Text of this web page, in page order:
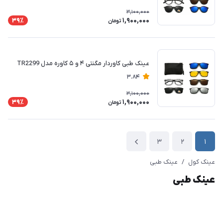
3,100,000
1,900,000 تومان 39٪
عینک طبی کاوردار مگنتی ۴ و ۵ کاوره مدل TR2299
3.84
3,100,000
1,900,000 تومان 39٪
1
2
3
عینک کول / عینک طبی
عینک طبی